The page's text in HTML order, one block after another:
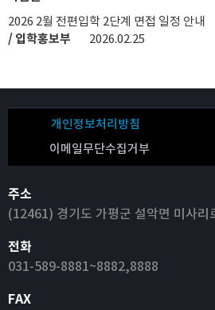
2026 2월 전편입학 2단계 면접 일정 안내
/ 입학홍보부
2026.02.25
개인정보처리방침
이메일무단수집거부
주소
(12461) 경기도 가평군 설악면 미사리
전화
031-589-8881~8882,8888
FAX